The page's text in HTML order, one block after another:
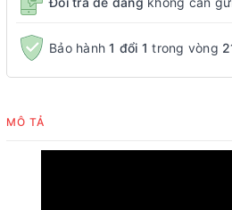
Bảo hành1 đổi 1 trong vòng
MÔ TẢ